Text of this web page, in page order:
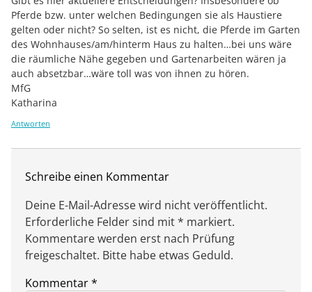
Pferde bzw. unter welchen Bedingungen sie als Haustiere
gelten oder nicht? So selten, ist es nicht, die Pferde im Garten
des Wohnhauses/am/hinterm Haus zu halten…bei uns wäre
die räumliche Nähe gegeben und Gartenarbeiten wären ja
auch absetzbar…wäre toll was von ihnen zu hören.
MfG
Katharina
Antworten
Schreibe einen Kommentar
Deine E-Mail-Adresse wird nicht veröffentlicht.
Erforderliche Felder sind mit * markiert.
Kommentare werden erst nach Prüfung
freigeschaltet. Bitte habe etwas Geduld.
Kommentar*